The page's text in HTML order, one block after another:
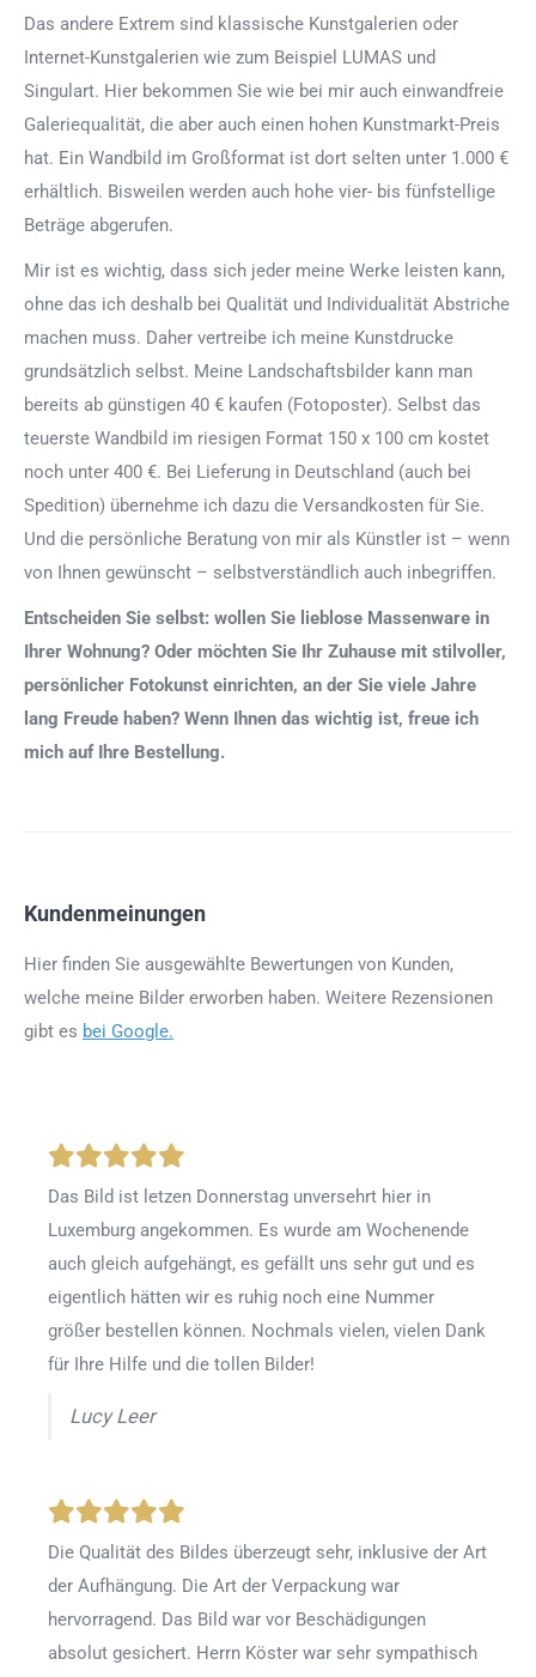
Das andere Extrem sind klassische Kunstgalerien oder
Internet-Kunstgalerien wie zum Beispiel LUMAS und
Singulart. Hier bekommen Sie wie bei mir auch einwandfreie
Galeriequalität, die aber auch einen hohen Kunstmarkt-Preis
hat. Ein Wandbild im Großformat ist dort selten unter 1.000 €
erhältlich. Bisweilen werden auch hohe vier- bis fünfstellige
Beträge abgerufen.
Mir ist es wichtig, dass sich jeder meine Werke leisten kann,
ohne das ich deshalb bei Qualität und Individualität Abstriche
machen muss. Daher vertreibe ich meine Kunstdrucke
grundsätzlich selbst. Meine Landschaftsbilder kann man
bereits ab günstigen 40 € kaufen (Fotoposter). Selbst das
teuerste Wandbild im riesigen Format 150 x 100 cm kostet
noch unter 400 €. Bei Lieferung in Deutschland (auch bei
Spedition) übernehme ich dazu die Versandkosten für Sie.
Und die persönliche Beratung von mir als Künstler ist – wenn
von Ihnen gewünscht – selbstverständlich auch inbegriffen.
Entscheiden Sie selbst: wollen Sie lieblose Massenware in
Ihrer Wohnung? Oder möchten Sie Ihr Zuhause mit stilvoller,
persönlicher Fotokunst einrichten, an der Sie viele Jahre
lang Freude haben? Wenn Ihnen das wichtig ist, freue ich
mich auf Ihre Bestellung.
Kundenmeinungen
Hier finden Sie ausgewählte Bewertungen von Kunden,
welche meine Bilder erworben haben. Weitere Rezensionen
gibt es bei Google.
Das Bild ist letzen Donnerstag unversehrt hier in
Luxemburg angekommen. Es wurde am Wochenende
auch gleich aufgehängt, es gefällt uns sehr gut und es
eigentlich hätten wir es ruhig noch eine Nummer
größer bestellen können. Nochmals vielen, vielen Dank
für Ihre Hilfe und die tollen Bilder!
Lucy Leer
Die Qualität des Bildes überzeugt sehr, inklusive der Art
der Aufhängung. Die Art der Verpackung war
hervorragend. Das Bild war vor Beschädigungen
absolut gesichert. Herrn Köster war sehr sympathisch